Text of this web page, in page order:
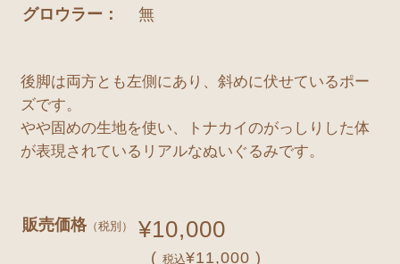
グロウラー： 無
後脚は両方とも左側にあり、斜めに伏せているポー
ズです。
やや固めの生地を使い、トナカイのがっしりした体
が表現されているリアルなぬいぐるみです。
販売価格（税別） ¥10,000
(税込¥11,000 )